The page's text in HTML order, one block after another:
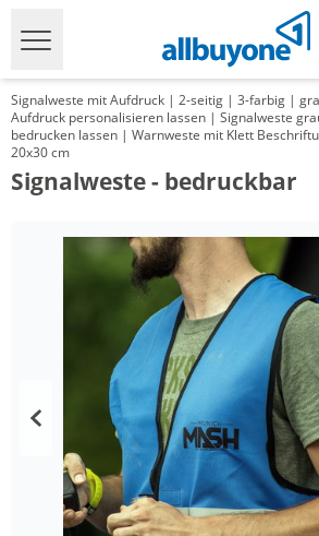
Signalweste mit Aufdruck | 2-seitig | 3-farbig |
Aufdruck personalisieren lassen | Signalweste
bedrucken lassen | Warnweste mit Klett
20x30 cm
Signalweste - bedruckbar
ab 100 Stück
ab 200 Stück